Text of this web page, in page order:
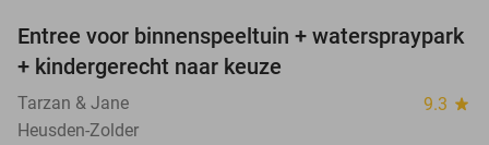
40%
Entree voor binnenspeeltuin + waterspraypark
+ kindergerecht naar keuze
Tarzan & Jane 9.3 star
Heusden-Zolder